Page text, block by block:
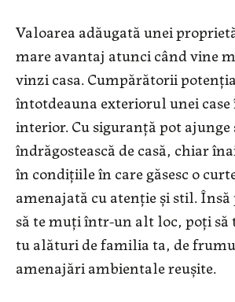
Valoarea adăugată unei
mare avantaj atunci când vine
vinzi casa. Cumpărătorii
întotdeauna exteriorul unei
interior. Cu siguranță pot ajunge
îndrăgostească de casă, chiar
în condițiile în care găsesc o
amenajată cu atenție și stil. Însă
să te muți într-un alt loc, poți să
tu alături de familia ta, de
amenajări ambientale reușite.